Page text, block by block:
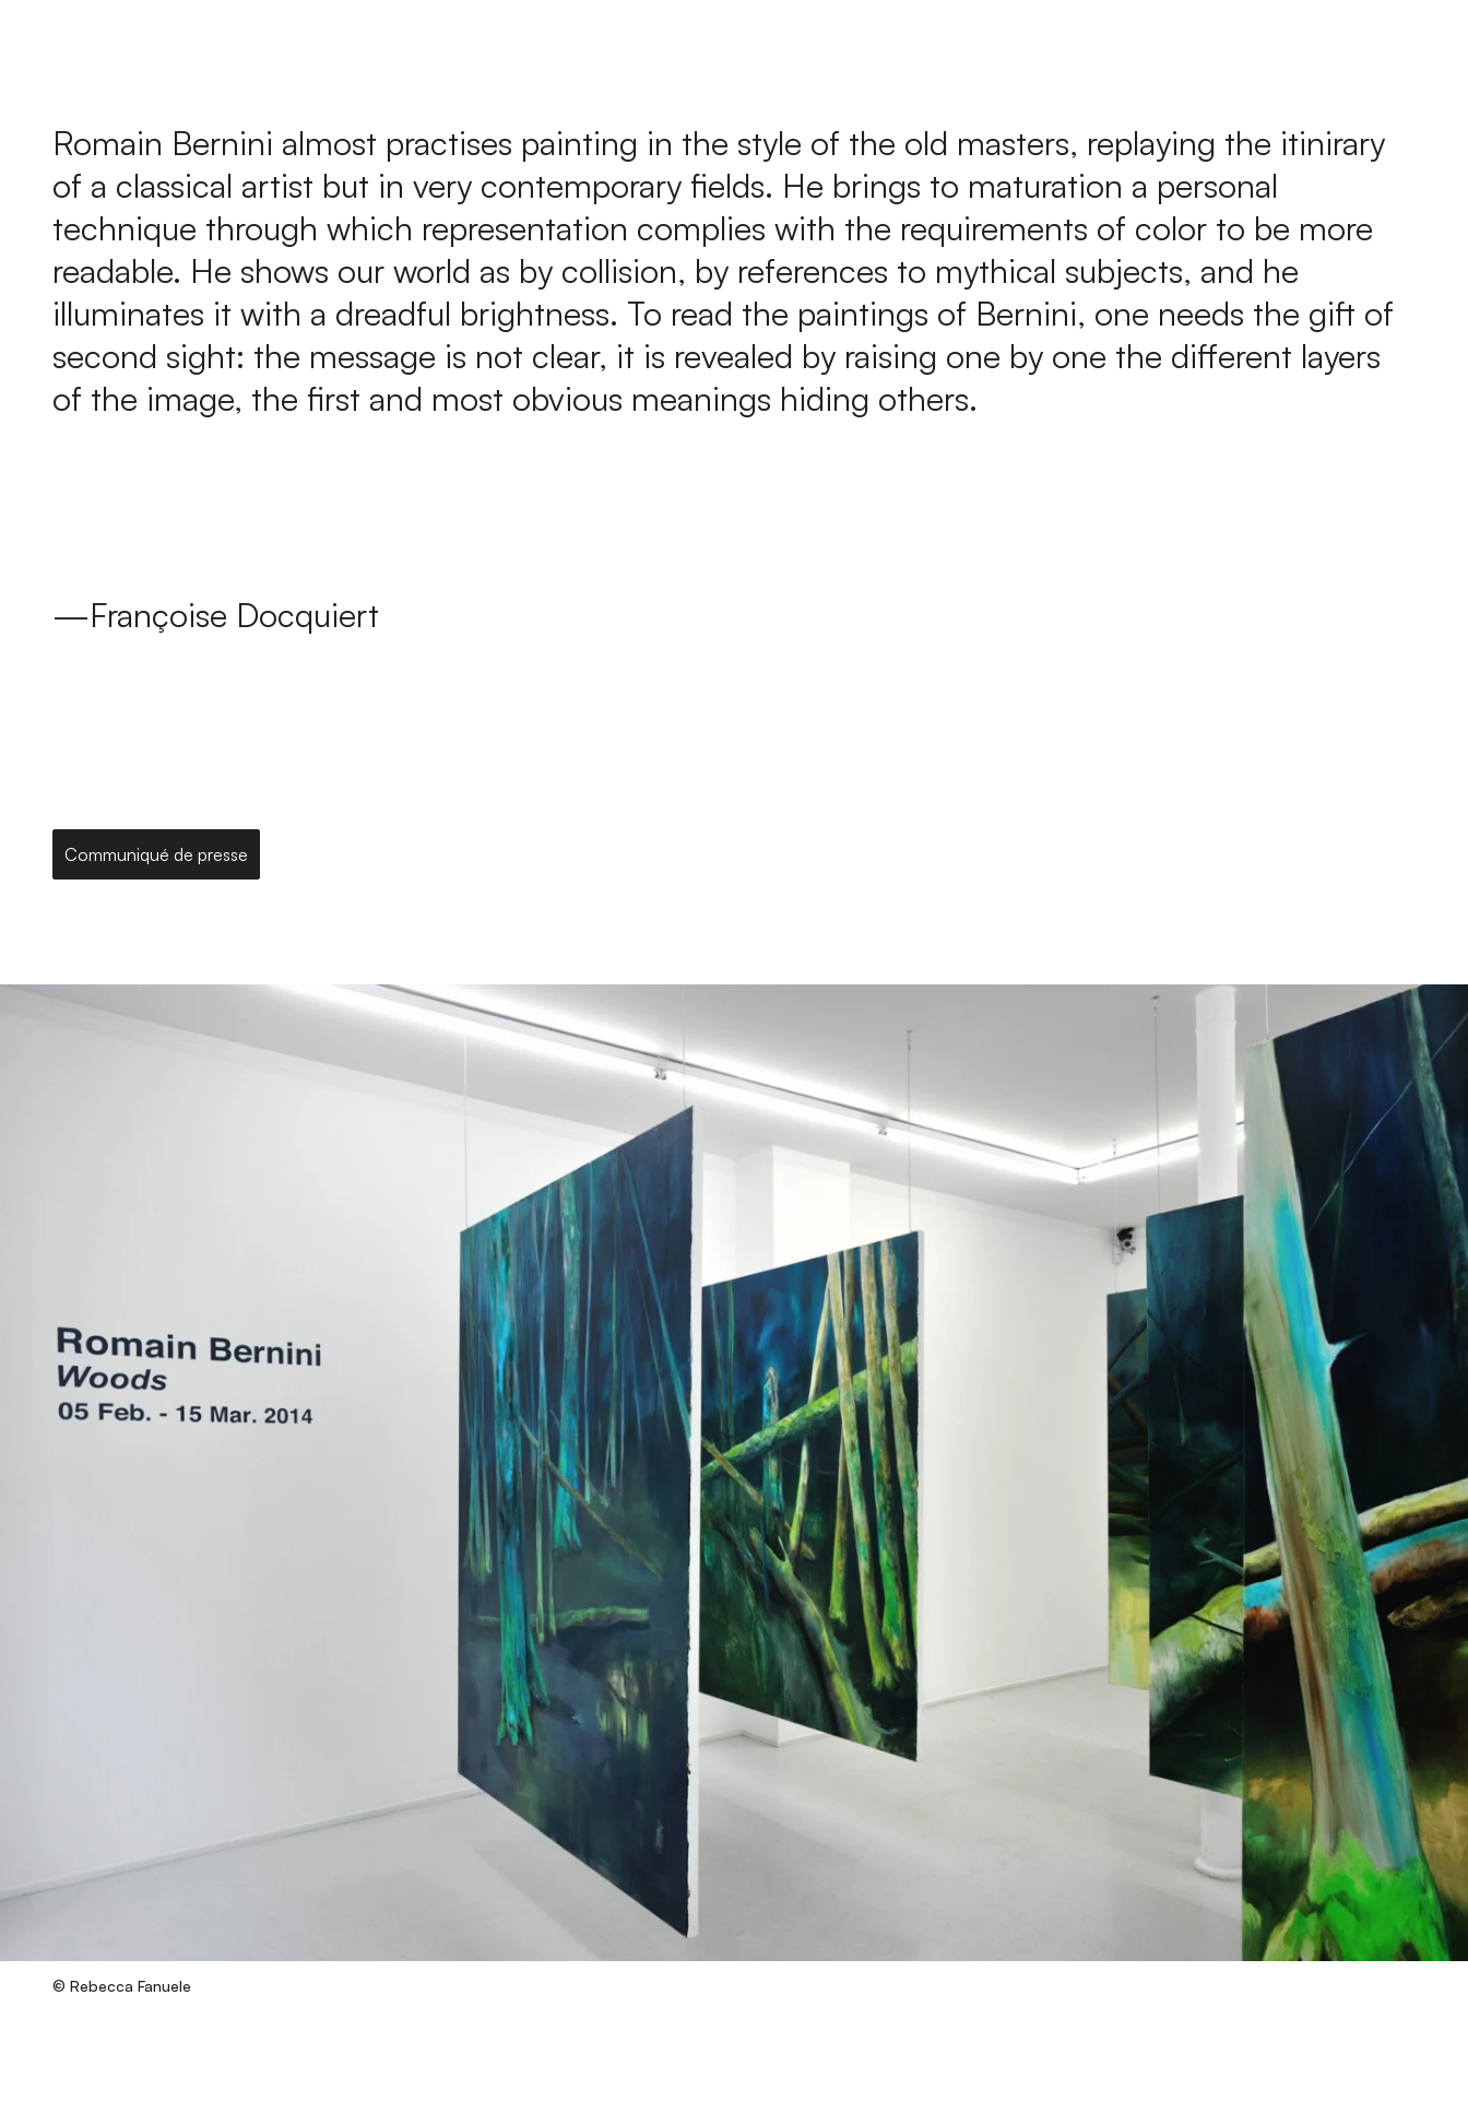
Romain Bernini almost practises painting in the style of the old masters, replaying the itinirary
of a classical artist but in very contemporary fields. He brings to maturation a personal
technique through which representation complies with the requirements of color to be more
readable. He shows our world as by collision, by references to mythical subjects, and he
illuminates it with a dreadful brightness. To read the paintings of Bernini, one needs the gift of
second sight: the message is not clear, it is revealed by raising one by one the different layers
of the image, the first and most obvious meanings hiding others.
—Françoise Docquiert
Communiqué de presse
© Rebecca Fanuele